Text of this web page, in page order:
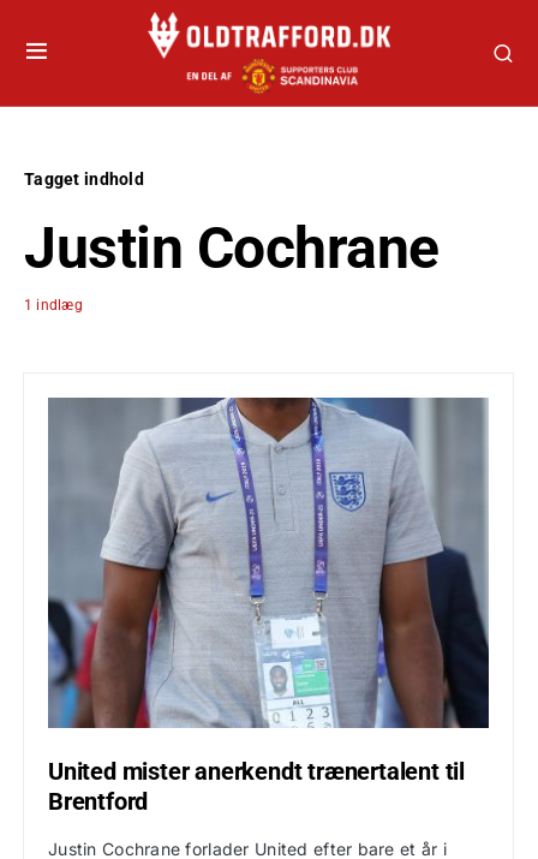
Tagget indhold
Justin Cochrane
1 indlæg
United mister anerkendt trænertalent til
Brentford
Justin Cochrane forlader United efter bare et år i